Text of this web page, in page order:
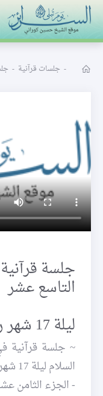
- جلسات قرآنية -
جلسة
التاسع عشر
ليلة 17 شهر رمضان 1438 للهجرة
~ جلسة قرآنية
السلام ليلة 17 شهر رمضان 1438 / 11 - 6 - 2017:
- الجزء الثامن